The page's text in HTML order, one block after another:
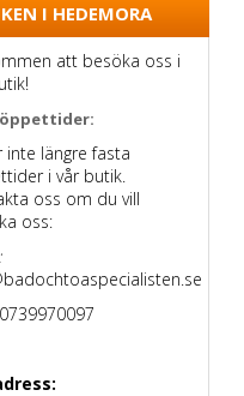
I HEDEMORA
att besöka oss i
öppettider:
inte längre fasta
i vår butik.
oss om du vill
oss: